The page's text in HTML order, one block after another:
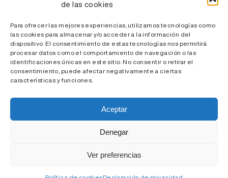
de las cookies
Para ofrecer las mejores experiencias, utilizamos tecnologías como
las cookies para almacenar y/o acceder a la información del
dispositivo. El consentimiento de estas tecnologías nos permitirá
procesar datos como el comportamiento de navegación o las
identificaciones únicas en este sitio. No consentir o retirar el
consentimiento, puede afectar negativamente a ciertas
características y funciones.
Aceptar
Denegar
Ver preferencias
Gestión del conocimiento
Área Privada
© ICS Camp de Tarragona - 2022 |Aviso Legal y Política
Comunica S.L.